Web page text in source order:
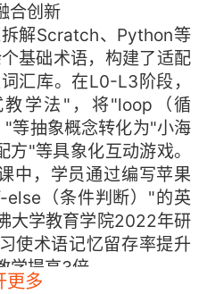
合创新
解Scratch、Python等
基础术语，构建了适配
汇库。在L0-L3阶段，
学法"，将"loop（循
等抽象概念转化为"小海
"等具象化互动游戏。
中，学员通过编写苹果
（条件判断）"的英
大学教育学院2022年研
使术语记忆留存率提升
提高3倍。
更多